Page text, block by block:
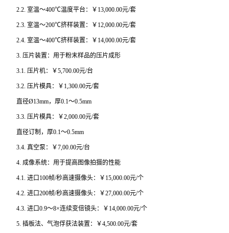
2.2. 室温～400℃温度平台：￥13,000.00元/套
2.3. 室温～200℃挤样装置：￥12,000.00元/套
2.4. 室温～400℃挤样装置：￥14,000.00元/套
3. 压片装置：用于粉末样品的压片成形
3.1. 压片机：￥5,700.00元/台
3.2. 压片模具：￥1,300.00元/套
直径Ø13mm，厚0.1～0.5mm
3.3. 压片模具：￥2,000.00元/套
直径订制，厚0.1～0.5mm
3.4. 真空泵：￥7,00.00元/台
4. 成像系统：用于提高图像拍摄的性能
4.1. 进口100帧/秒高速摄像头：￥15,000.00元/个
4.2. 进口200帧/秒高速摄像头：￥27,000.00元/个
4.3. 进口0.9～8×连续变倍镜头：￥14,000.00元/个
5. 插板法、气泡俘获法装置：￥4,500.00元/套